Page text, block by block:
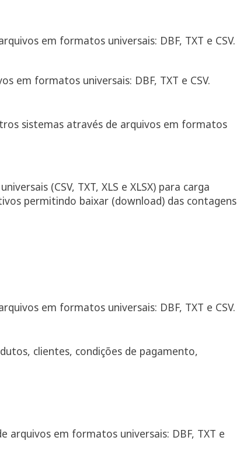
em formatos universais: DBF, TXT e CSV.
em formatos universais: DBF, TXT e CSV.
sistemas através de arquivos em formatos
(CSV, TXT, XLS e XLSX) para carga
permitindo baixar (download) das contagens
em formatos universais: DBF, TXT e CSV.
clientes, condições de pagamento,
arquivos em formatos universais: DBF, TXT e